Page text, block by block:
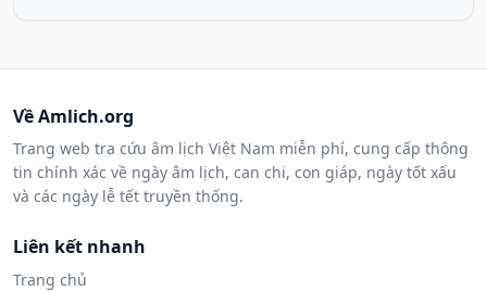
Về Amlich.org
Trang web tra cứu âm lịch Việt Nam miễn phí, cung cấp thông
tin chính xác về ngày âm lịch, can chi, con giáp, ngày tốt xấu
và các ngày lễ tết truyền thống.
Liên kết nhanh
Trang chủ